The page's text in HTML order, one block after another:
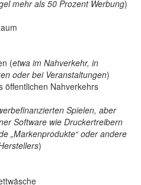
mehr als 50 Prozent Werbung)
(etwa im Nahverkehr, in
oder bei Veranstaltungen)
öffentlichen Nahverkehrs
Spielen, aber
Software wie Druckertreibern
„Markenprodukte“ oder andere
)